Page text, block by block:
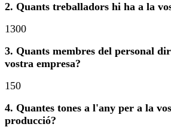
2. Quants treballadors hi ha a la
1300
3. Quants membres del personal
vostra empresa?
150
4. Quantes tones a l'any per a la
producció?